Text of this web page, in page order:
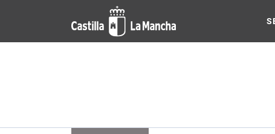
Pasar al contenido principal
Noticias de la región de